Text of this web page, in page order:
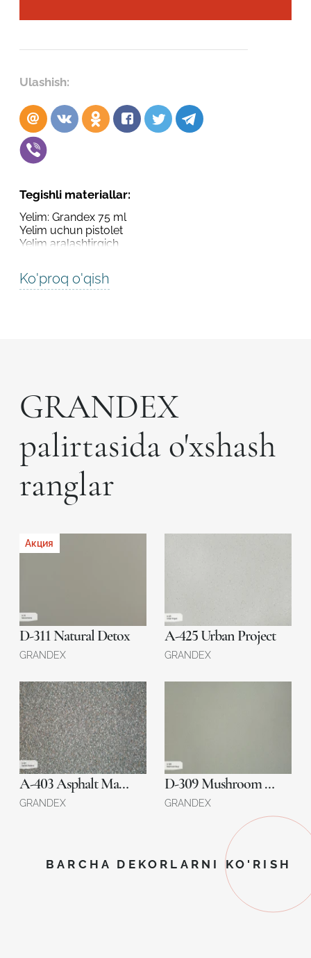
Ulashish:
Tegishli materiallar:
Yelim: Grandex 75 ml
Yelim uchun pistolet
Yelim aralashtirgich
Ko'proq o'qish
GRANDEX
palirtasida o'xshash
ranglar
Акция
D-311 Natural Detox
GRANDEX
A-425 Urban Project
GRANDEX
A-403 Asphalt Material
GRANDEX
D-309 Mushroom Soup
GRANDEX
BARCHA DEKORLARNI KO'RISH
ARIZANI YUBORISH
Robot emasligingizni tasdiqlang